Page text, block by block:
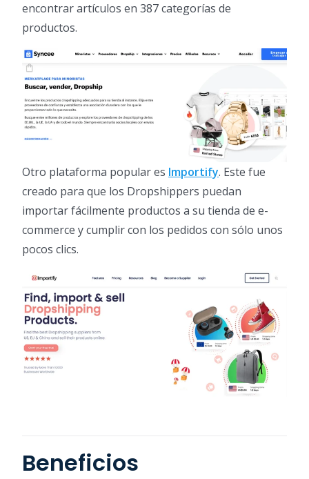
encontrar artículos en 387 categorías de
productos.
Otro plataforma popular es Importify. Este fue
creado para que los Dropshippers puedan
importar fácilmente productos a su tienda de e-
commerce y cumplir con los pedidos con sólo unos
pocos clics.
Beneficios